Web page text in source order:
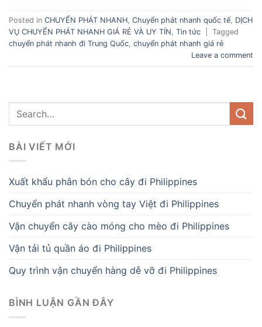
Posted in CHUYỂN PHÁT NHANH, Chuyển phát nhanh quốc tế, DỊCH
VỤ CHUYỂN PHÁT NHANH GIÁ RẺ VÀ UY TÍN, Tin tức
Tagged
chuyển phát nhanh đi Trung Quốc, chuyển phát nhanh giá rẻ
Leave a comment
BÀI VIẾT MỚI
Xuất khẩu phân bón cho cây đi Philippines
Chuyển phát nhanh vòng tay Việt đi Philippines
Vận chuyển cây cào móng cho mèo đi Philippines
Vận tải tủ quần áo đi Philippines
Quy trình vận chuyển hàng dễ vỡ đi Philippines
BÌNH LUẬN GẦN ĐÂY